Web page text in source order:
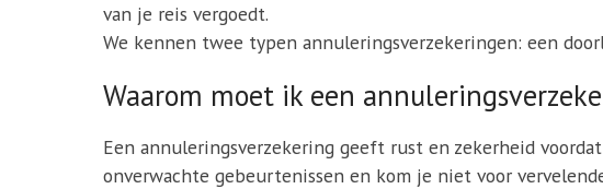
van je reis vergoedt.
We kennen twee typen annuleringsverzekeringen: een
Waarom moet ik een
Een annuleringsverzekering geeft rust en zekerheid
onverwachte gebeurtenissen en kom je niet voor